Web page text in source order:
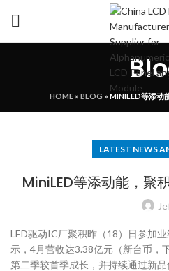
HOME » BLOG » MINILED等添动
LATEST NEWS
MiniLED等添动能，聚
LED驱动IC厂聚积昨（18）日参加
示，4月营收达3.38亿元（新台币，
第二季较首季成长，并持续通过新